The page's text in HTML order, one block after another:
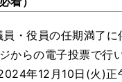
・役員の任期満了に
からの電子投票で行い
年12月10日(火)正